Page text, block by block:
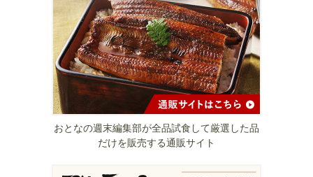
おとなの週末編集部が全品試食して厳選した品
だけを販売する通販サイト